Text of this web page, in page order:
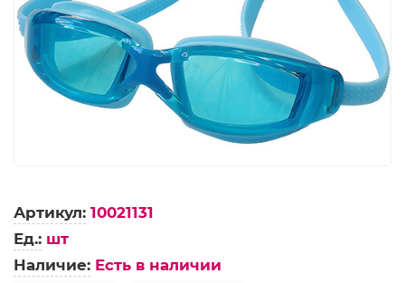
Артикул: 10021131
Ед.: шт
Наличие: Есть в наличии